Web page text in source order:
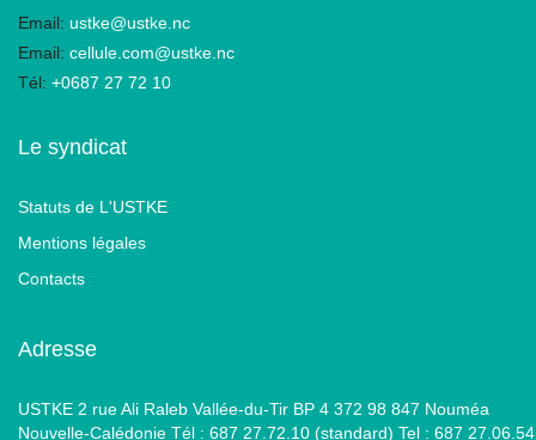
Email: ustke@ustke.nc
Email: cellule.com@ustke.nc
Tél: +0687 27 72 10
Le syndicat
Statuts de L'USTKE
Mentions légales
Contacts
Adresse
USTKE 2 rue Ali Raleb Vallée-du-Tir BP 4 372 98 847 Nouméa
Nouvelle-Calédonie Tél : 687 27.72.10 (standard) Tel : 687 27.06.54